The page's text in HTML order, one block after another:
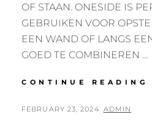
OF STAAN. ONESIDE IS
GEBRUIKEN VOOR
EEN WAND OF LANGS
GOED TE COMBINEREN …
CONTINUE READING
POSTED
FEBRUARY 23, 2024 BY
ADMIN